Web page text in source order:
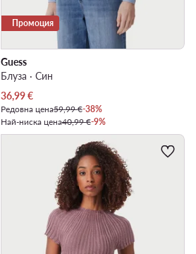
Промоция
Guess
Блуза · Син
Актуална цена
36,99€
Редовна цена59,99 €-38%
Най-ниска цена40,99 €-9%